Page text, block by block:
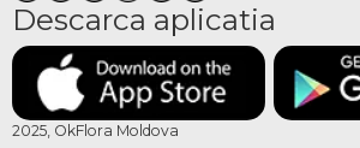
Descarca aplicatia
2025, OkFlora Moldova